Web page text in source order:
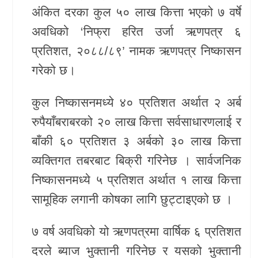
भिडियो
समाचार
प्रविधि
स्वास्थ्य
खेलकुद
Unicode
अंकित दरका कुल ५० लाख कित्ता भएको ७ वर्षे
अवधिको ‘निफ्रा हरित उर्जा ऋणपत्र ६
प्रतिशत, २०८८/८९’ नामक ऋणपत्र निष्कासन
गरेको छ।
कुल निष्कासनमध्ये ४० प्रतिशत अर्थात २ अर्ब
रुपैयाँबराबरको २० लाख कित्ता सर्वसाधारणलाई र
बाँकी ६० प्रतिशत ३ अर्बको ३० लाख कित्ता
व्यक्तिगत तबरबाट बिक्री गरिनेछ । सार्वजनिक
निष्कासनमध्ये ५ प्रतिशत अर्थात १ लाख कित्ता
सामूहिक लगानी कोषका लागि छुट्टाइएको छ ।
७ वर्ष अवधिको यो ऋणपत्रमा वार्षिक ६ प्रतिशत
दरले ब्याज भुक्तानी गरिनेछ र यसको भुक्तानी